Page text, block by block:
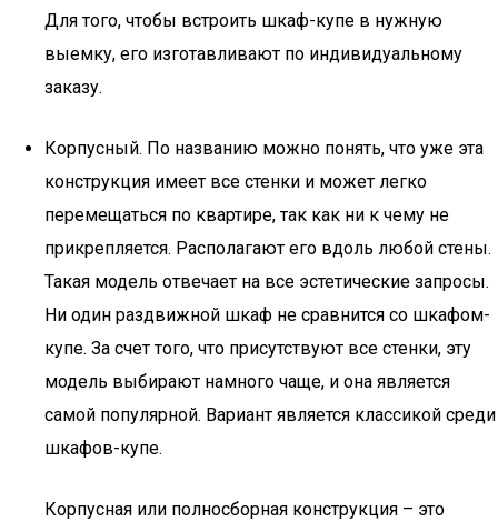
Для того, чтобы встроить шкаф-купе в нужную
выемку, его изготавливают по индивидуальному
заказу.
Корпусный. По названию можно понять, что уже эта
конструкция имеет все стенки и может легко
перемещаться по квартире, так как ни к чему не
прикрепляется. Располагают его вдоль любой стены.
Такая модель отвечает на все эстетические запросы.
Ни один раздвижной шкаф не сравнится со шкафом-
купе. За счет того, что присутствуют все стенки, эту
модель выбирают намного чаще, и она является
самой популярной. Вариант является классикой среди
шкафов-купе.
Корпусная или полносборная конструкция – это